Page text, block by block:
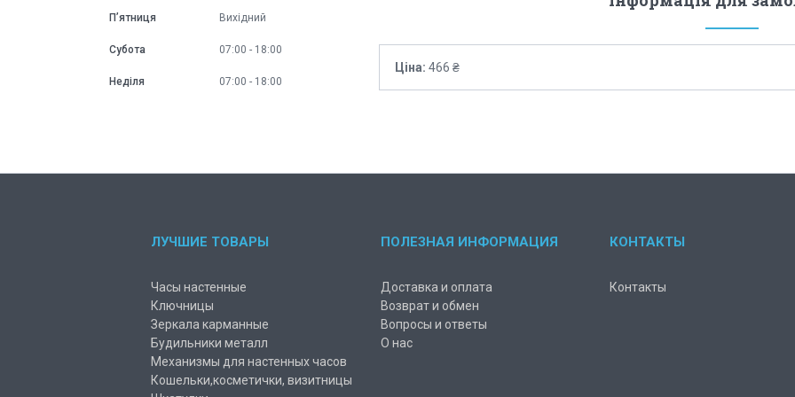
Ціна: 466 ₴
Пʼятниця Вихідний
Субота 07:00 18:00
Неділя 07:00 18:00
ЛУЧШИЕ ТОВАРЫ
Часы настенные
Ключницы
Зеркала карманные
Будильники металл
Механизмы для настенных часов
Кошельки,косметички, визитницы
ПОЛЕЗНАЯ ИНФОРМАЦИЯ
Доставка и оплата
Возврат и обмен
Вопросы и ответы
О нас
КОНТАКТЫ
Контакты